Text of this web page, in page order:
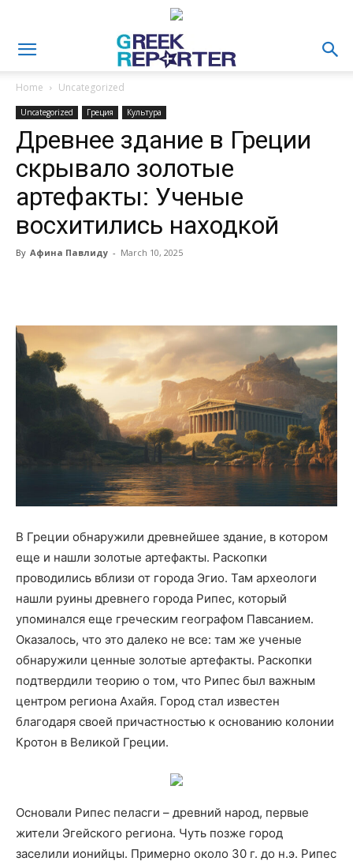
Home Uncategorized
Uncategorized Греция Культура
Древнее здание в Греции
скрывало золотые
артефакты: Ученые
восхитились находкой
By Афина Павлиду - March 10, 2025
В Греции обнаружили древнейшее здание, в котором
еще и нашли золотые артефакты. Раскопки
проводились вблизи от города Эгио. Там археологи
нашли руины древнего города Рипес, который
упоминался еще греческим географом Павсанием.
Оказалось, что это далеко не все: там же ученые
обнаружили ценные золотые артефакты. Раскопки
подтвердили теорию о том, что Рипес был важным
центром региона Ахайя. Город стал известен
благодаря своей причастностью к основанию колонии
Кротон в Великой Греции.
Основали Рипес пеласги – древний народ, первые
жители Эгейского региона. Чуть позже город
заселили ионийцы. Примерно около 30 г. до н.э. Рипес